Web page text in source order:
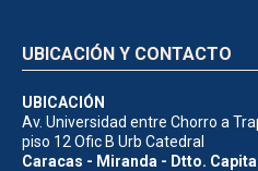
UBICACIÓN Y CONTACTO
UBICACIÓN
Av. Universidad entre Chorro a
piso 12 Ofic B Urb Catedral
Caracas - Miranda - Dtto.